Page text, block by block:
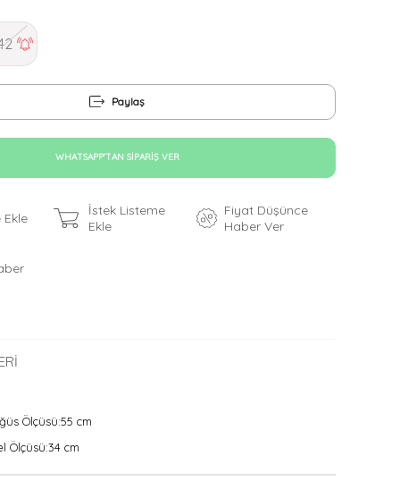
Paylaş
WHATSAPP'TAN SIPARIŞ VER
İstek Listeme
Ekle
Fiyat Düşünce
Haber Ver
Ölçüsü:55 cm
Ölçüsü:34 cm